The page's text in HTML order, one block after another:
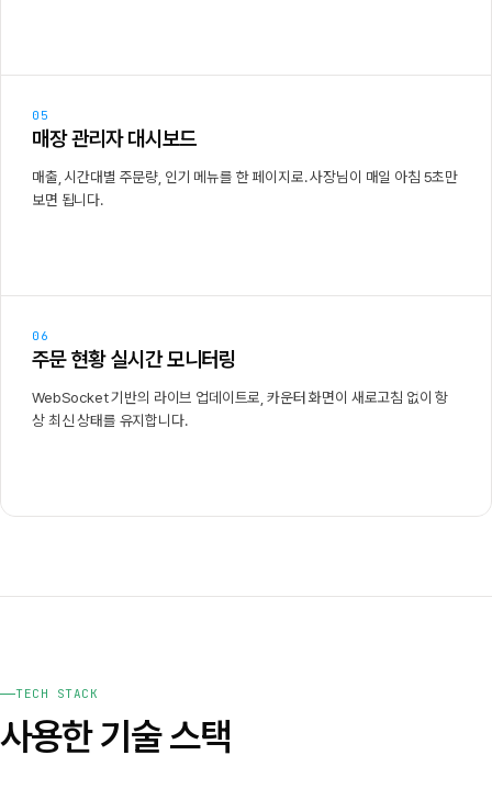
05
매장 관리자 대시보드
매출, 시간대별 주문량, 인기 메뉴를 한 페이지로. 사장님이 매일 아침 5초만
보면 됩니다.
06
주문 현황 실시간 모니터링
WebSocket 기반의 라이브 업데이트로, 카운터 화면이 새로고침 없이 항
상 최신 상태를 유지합니다.
TECH STACK
사용한 기술 스택